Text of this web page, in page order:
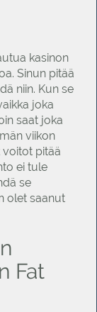
kasinon
Sinun pitää
niin. Kun se
joka
saat joka
viikon
voitot pitää
ei tule
se
olet saanut
Fat